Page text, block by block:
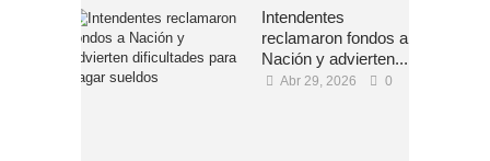
Intendentes
reclamaron fondos a
Nación y advierten...
Abr 29, 2026 0